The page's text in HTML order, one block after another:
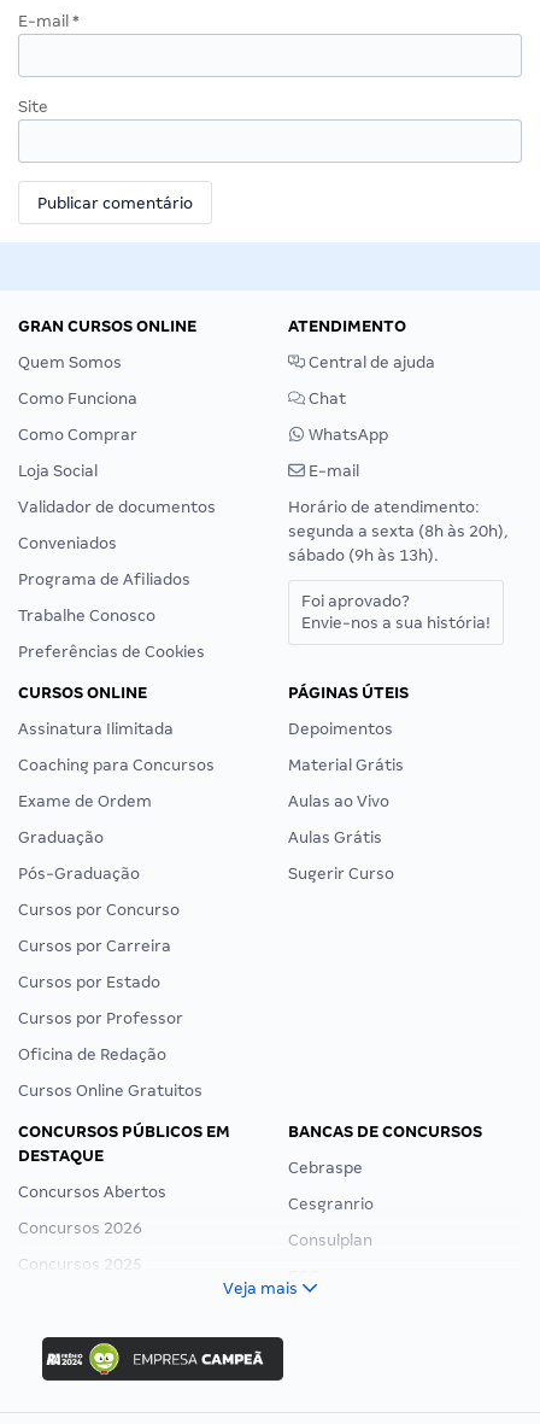
E-mail *
Site
GRAN CURSOS ONLINE
Quem Somos
Como Funciona
Como Comprar
Loja Social
Validador de documentos
Conveniados
Programa de Afiliados
Trabalhe Conosco
Preferências de Cookies
ATENDIMENTO
Central de ajuda
Chat
WhatsApp
E-mail
Horário de atendimento:
segunda a sexta (8h às 20h),
sábado (9h às 13h).
Foi aprovado?
Envie-nos a sua história!
CURSOS ONLINE
Assinatura Ilimitada
Coaching para Concursos
Exame de Ordem
Graduação
Pós-Graduação
Cursos por Concurso
Cursos por Carreira
Cursos por Estado
Cursos por Professor
Oficina de Redação
Cursos Online Gratuitos
PÁGINAS ÚTEIS
Depoimentos
Material Grátis
Aulas ao Vivo
Aulas Grátis
Sugerir Curso
CONCURSOS PÚBLICOS EM
DESTAQUE
Concursos Abertos
Concursos 2026
Concursos 2025
Concurso Ibama
Concurso MPU
Editais publicados
BANCAS DE CONCURSOS
Cebraspe
Cesgranrio
Consulplan
Veja mais